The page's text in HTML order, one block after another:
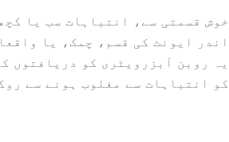
خوش قسمتی سے، انتباہات سب یا
اندر ایونٹ کی قسم، چمک، یا
یہ روبن آبزرویٹری کو دریافتوں
کو انتباہات سے مغلوب ہونے سے